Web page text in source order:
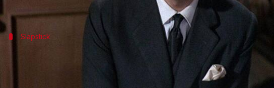
Slapstick
Keajaiban slapstick dalam komedi
Slapstick adalah salah satu bentuk komedi paling populer di era
Dengan aksi fisik yang berlebihan dan situasi konyol, slapstick